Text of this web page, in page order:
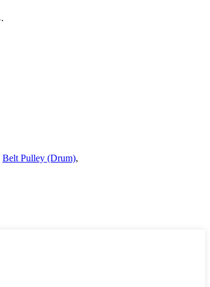
مەھسۇلاتلىرىمىز ياكى باھالىغۇچىلار ھەققىدە سۈرۈشتۈرۈش ئۈچۈن ئېلېكترونلۇق خەتلىرىڭىزنى بىزگە قالدۇرۇپ قويۇڭ ، بىز 24 سائەت ئىچىدە ئالاقىلىشىمىز.
Belt Pulley (Drum),